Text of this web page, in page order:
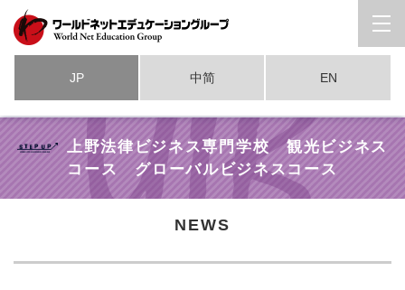
JP 中简 EN
上野法律ビジネス専門学校 観光ビジネス
コース グローバルビジネスコース
NEWS